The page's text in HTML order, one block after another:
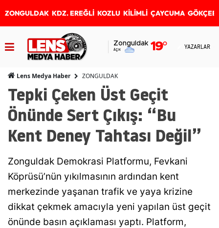
ZONGULDAK KDZ. EREĞLİ KOZLU KİLİMLİ ÇAYCUMA
Zonguldak
Açık 19° YAZARLAR
Lens Medya Haber ZONGULDAK
Tepki Çeken Üst Geçit
Önünde Sert Çıkış: “Bu
Kent Deney Tahtası Değil”
Zonguldak Demokrasi Platformu, Fevkani
Köprüsü’nün yıkılmasının ardından kent
merkezinde yaşanan trafik ve yaya krizine
dikkat çekmek amacıyla yeni yapılan üst geçit
önünde basın açıklaması yaptı. Platform,